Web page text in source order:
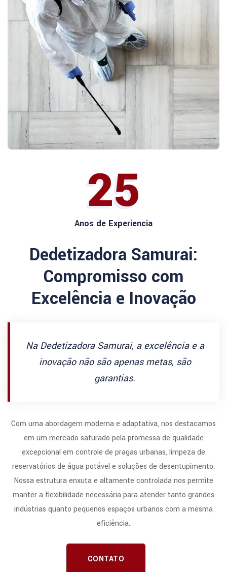
25
Anos de Experiencia
Dedetizadora Samurai:
Compromisso com
Excelência e Inovação
Na Dedetizadora Samurai, a excelência e a
inovação não são apenas metas, são
garantias.
Com uma abordagem moderna e adaptativa, nos destacamos
em um mercado saturado pela promessa de qualidade
excepcional em controle de pragas urbanas, limpeza de
reservatórios de água potável e soluções de desentupimento.
Nossa estrutura enxuta e altamente controlada nos permite
manter a flexibilidade necessária para atender tanto grandes
indústrias quanto pequenos espaços urbanos com a mesma
eficiência.
CONTATO